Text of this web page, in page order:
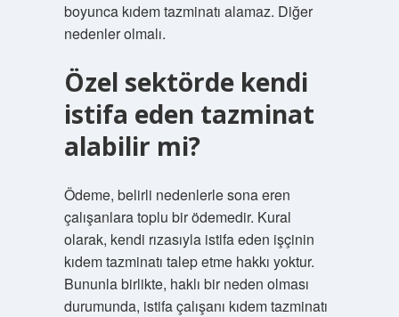
boyunca kıdem tazminatı alamaz. Diğer
nedenler olmalı.
Özel sektörde kendi
istifa eden tazminat
alabilir mi?
Ödeme, belirli nedenlerle sona eren
çalışanlara toplu bir ödemedir. Kural
olarak, kendi rızasıyla istifa eden işçinin
kıdem tazminatı talep etme hakkı yoktur.
Bununla birlikte, haklı bir neden olması
durumunda, istifa çalışanı kıdem tazminatı